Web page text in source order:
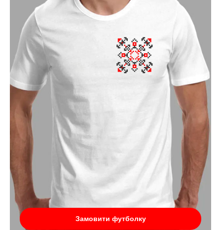
Замовити футболку